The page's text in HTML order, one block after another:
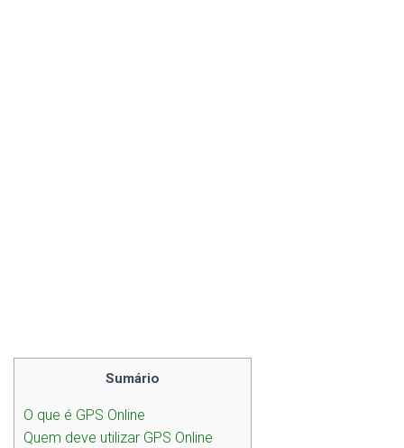
Sumário
O que é GPS Online
Quem deve utilizar GPS Online